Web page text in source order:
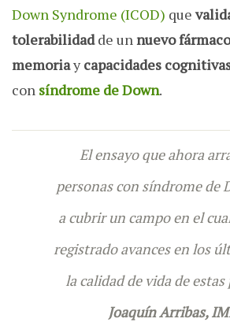
Down Syndrome (ICOD) que
tolerabilidadde unnuevo fármaco
memoriaycapacidades
con síndrome de Down.
El ensayo que ahora
personas con síndrome de
a cubrir un campo en el
registrado avances en los
la calidad de vida de estas
Joaquín Arribas,